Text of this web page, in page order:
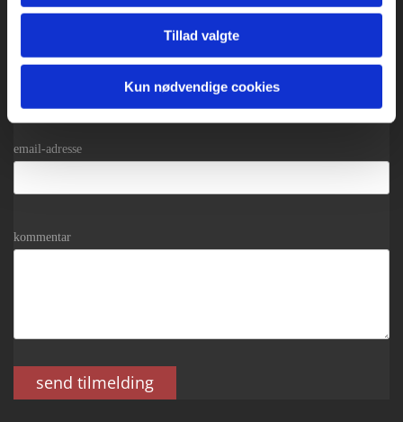
Tillad valgte
Kun nødvendige cookies
telefon
email-adresse
kommentar